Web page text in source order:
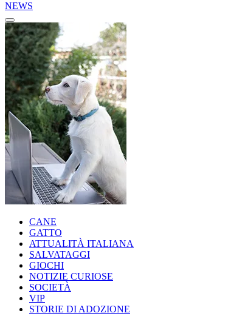
NEWS
CANE
GATTO
ATTUALITÀ ITALIANA
SALVATAGGI
GIOCHI
NOTIZIE CURIOSE
SOCIETÀ
VIP
STORIE DI ADOZIONE